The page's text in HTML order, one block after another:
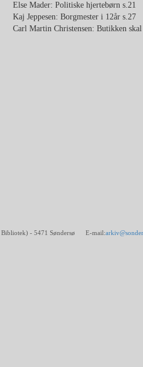
Else Mader: Politiske hjertebørn s.21
Kaj Jeppesen: Borgmester i 12år s.27
Carl Martin Christensen: Butikken
Bibliotek) - 5471 Søndersø E-mail: